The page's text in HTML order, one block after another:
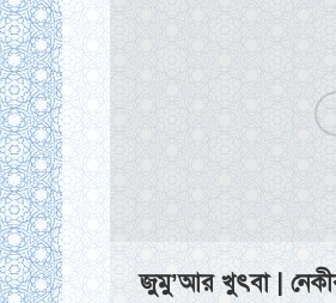
জুমু’আর খুৎবা |